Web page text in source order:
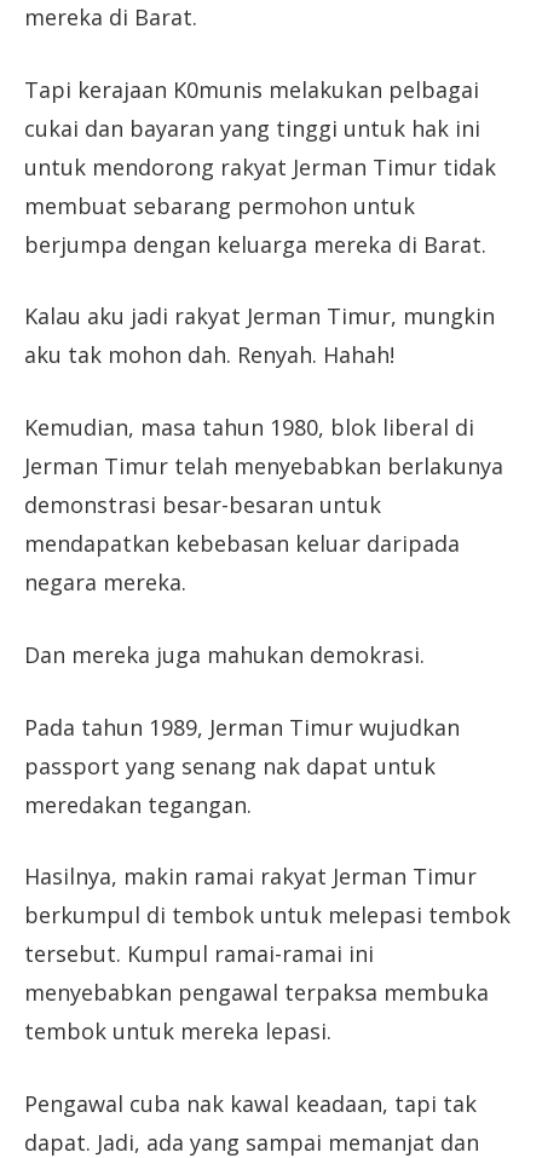
mereka di Barat.
Tapi kerajaan K0munis melakukan pelbagai
cukai dan bayaran yang tinggi untuk hak ini
untuk mendorong rakyat Jerman Timur tidak
membuat sebarang permohon untuk
berjumpa dengan keluarga mereka di Barat.
Kalau aku jadi rakyat Jerman Timur, mungkin
aku tak mohon dah. Renyah. Hahah!
Kemudian, masa tahun 1980, blok liberal di
Jerman Timur telah menyebabkan berlakunya
demonstrasi besar-besaran untuk
mendapatkan kebebasan keluar daripada
negara mereka.
Dan mereka juga mahukan demokrasi.
Pada tahun 1989, Jerman Timur wujudkan
passport yang senang nak dapat untuk
meredakan tegangan.
Hasilnya, makin ramai rakyat Jerman Timur
berkumpul di tembok untuk melepasi tembok
tersebut. Kumpul ramai-ramai ini
menyebabkan pengawal terpaksa membuka
tembok untuk mereka lepasi.
Pengawal cuba nak kawal keadaan, tapi tak
dapat. Jadi, ada yang sampai memanjat dan